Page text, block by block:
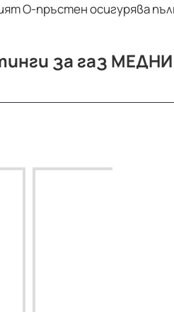
О-пръстен осигурява
за газ МЕДНИ